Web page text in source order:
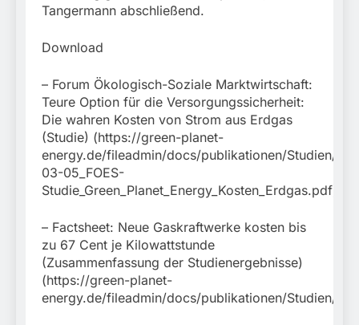
Tangermann abschließend.
Download
– Forum Ökologisch-Soziale Marktwirtschaft:
Teure Option für die Versorgungssicherheit:
Die wahren Kosten von Strom aus Erdgas
(Studie) (https://green-planet-
energy.de/fileadmin/docs/publikationen/Studien/
03-05_FOES-
Studie_Green_Planet_Energy_Kosten_Erdgas.pdf)
– Factsheet: Neue Gaskraftwerke kosten bis
zu 67 Cent je Kilowattstunde
(Zusammenfassung der Studienergebnisse)
(https://green-planet-
energy.de/fileadmin/docs/publikationen/Studien/